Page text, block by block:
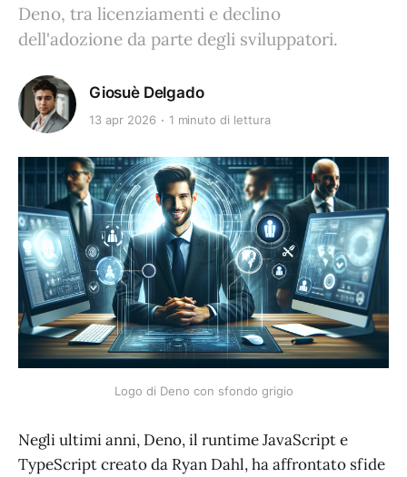
Deno, tra licenziamenti e declino
dell'adozione da parte degli sviluppatori.
Giosuè Delgado
13 apr 2026 1 minuto di lettura
Logo di Deno con sfondo grigio
Negli ultimi anni, Deno, il runtime JavaScript e
TypeScript creato da Ryan Dahl, ha affrontato sfide